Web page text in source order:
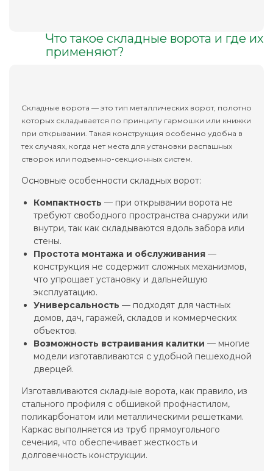
Что такое складные ворота и где их
применяют?
Складные ворота — это тип металлических ворот, полотно
которых складывается по принципу гармошки или книжки
при открывании. Такая конструкция особенно удобна в
тех случаях, когда нет места для установки распашных
створок или подъемно-секционных систем.
Основные особенности складных ворот:
Компактность — при открывании ворота не
требуют свободного пространства снаружи или
внутри, так как складываются вдоль забора или
стены.
Простота монтажа и обслуживания —
конструкция не содержит сложных механизмов,
что упрощает установку и дальнейшую
эксплуатацию.
Универсальность — подходят для частных
домов, дач, гаражей, складов и коммерческих
объектов.
Возможность встраивания калитки — многие
модели изготавливаются с удобной пешеходной
дверцей.
Изготавливаются складные ворота, как правило, из
стального профиля с обшивкой профнастилом,
поликарбонатом или металлическими решетками.
Каркас выполняется из труб прямоугольного
сечения, что обеспечивает жесткость и
долговечность конструкции.